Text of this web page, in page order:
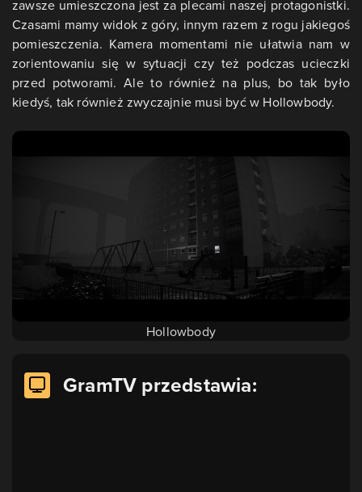
zawsze umieszczona jest za plecami naszej protagonistki.
Czasami mamy widok z góry, innym razem z rogu jakiegoś
pomieszczenia. Kamera momentami nie ułatwia nam w
zorientowaniu się w sytuacji czy też podczas ucieczki
przed potworami. Ale to również na plus, bo tak było
kiedyś, tak również zwyczajnie musi być w Hollowbody.
Hollowbody
GramTV przedstawia: